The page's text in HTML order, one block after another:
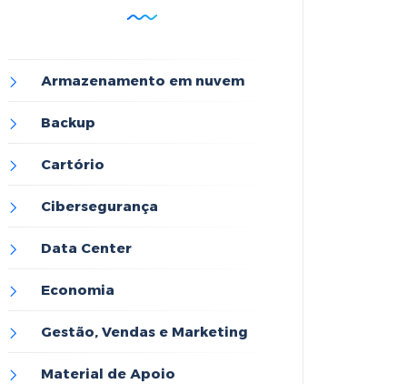
Armazenamento em nuvem
Backup
Cartório
Cibersegurança
Data Center
Economia
Gestão, Vendas e Marketing
Material de Apoio